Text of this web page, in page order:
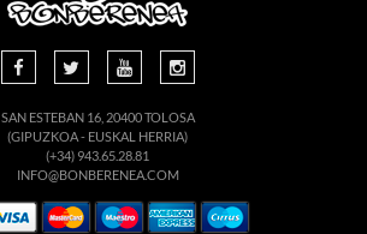
SAN ESTEBAN 16, 20400 TOLOSA
(GIPUZKOA - EUSKAL HERRIA)
(+34) 943.65.28.81
INFO@BONBERENEA.COM